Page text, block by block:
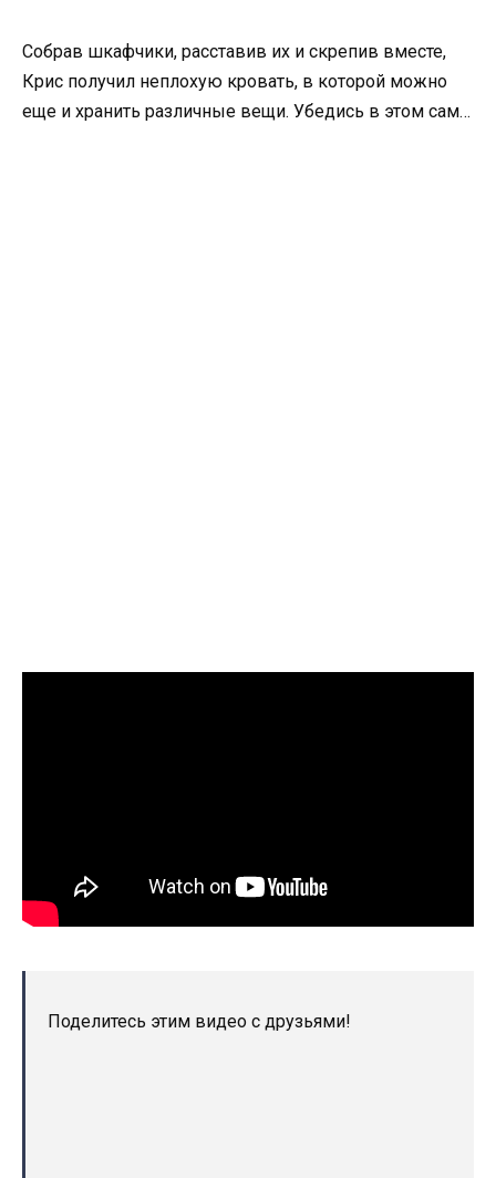
Собрав шкафчики, расставив их и скрепив вместе,
Крис получил неплохую кровать, в которой можно
еще и хранить различные вещи. Убедись в этом сам…
Поделитесь этим видео с друзьями!